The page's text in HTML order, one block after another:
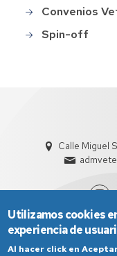
Convenios
Spin-off
Calle Miguel
Utilizamos cookies
experiencia de
Al hacer click en